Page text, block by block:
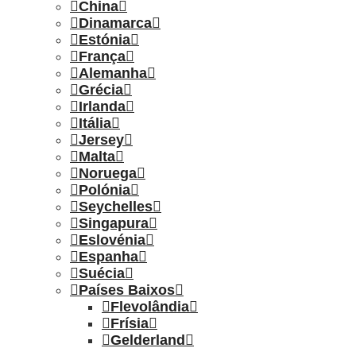
China
Dinamarca
Estónia
França
Alemanha
Grécia
Irlanda
Itália
Jersey
Malta
Noruega
Polónia
Seychelles
Singapura
Eslovénia
Espanha
Suécia
Países Baixos
Flevolândia
Frísia
Gelderland